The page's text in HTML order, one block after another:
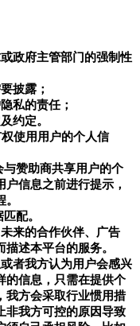
政府主管部门的强制性
披露；
私的责任；
约定。
使用用户的个人信
赞助商共享用户的个
信息之前进行提示，
配。
来的合作伙伴、广告
述本平台的服务。
者我方认为用户会感兴
的信息，只需在提供个
我方会采取行业惯用措
非我方可控的原因导致